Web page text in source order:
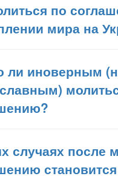
по
мира на
ли иноверным
случаях после